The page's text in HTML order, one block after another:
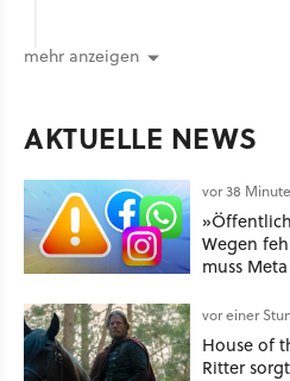
mehr anzeigen
AKTUELLE NEWS
vor 38
Wegen
muss
vor einer
House of
Ritter